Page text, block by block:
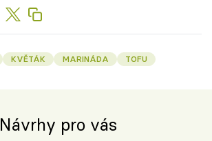
KVĚTÁK MARINÁDA TOFU
Návrhy pro vás